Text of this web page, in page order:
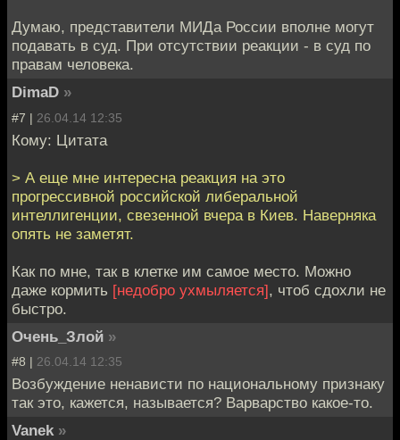
Думаю, представители МИДа России вполне могут
подавать в суд. При отсутствии реакции - в суд по
правам человека.
DimaD »
#7 | 26.04.14 12:35
Кому: Цитата
> А еще мне интересна реакция на это
прогрессивной российской либеральной
интеллигенции, свезенной вчера в Киев. Наверняка
опять не заметят.
Как по мне, так в клетке им самое место. Можно
даже кормить [недобро ухмыляется], чтоб сдохли не
быстро.
Очень_Злой »
#8 | 26.04.14 12:35
Возбуждение ненависти по национальному признаку
так это, кажется, называется? Варварство какое-то.
Vanek »